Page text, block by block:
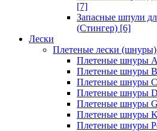
[7]
Запасные шпули
(Стингер) [6]
Лески
Плетеные лески (шнуры)
Плетеные шнуры
Плетеные шнуры
Плетеные шнуры
Плетеные шнуры
Плетеные шнуры
Плетеные шнуры
Плетеные шнуры